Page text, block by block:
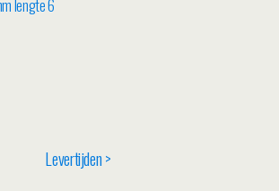
lengte 6
Levertijden >